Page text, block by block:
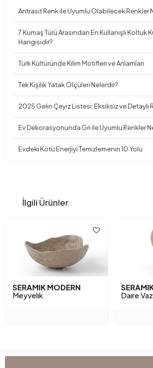
Antrasit Renk ile Uyumlu Olabilecek Renkler
7 Kumaş Türü Arasından En Kullanışlı Koltuk
Hangisidir?
Türk Kültüründe Kilim Motifleri ve Anlamları
Tek Kişilik Yatak Ölçüleri Nelerdir?
2025 Gelin Çeyiz Listesi: Eksiksiz ve Detaylı
Ev Dekorasyonunda Gri ile Uyumlu Renkler
Evdeki Kötü Enerjiyi Temizlemenin 10 Yolu
İlgili Ürünler
SERAMIK MODERN
Meyvelık
Daıre